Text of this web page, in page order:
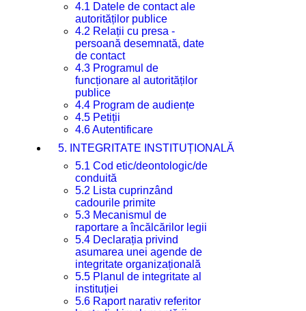
4.1 Datele de contact ale
autorităților publice
4.2 Relații cu presa -
persoană desemnată, date
de contact
4.3 Programul de
funcționare al autorităților
publice
4.4 Program de audiențe
4.5 Petiții
4.6 Autentificare
5. INTEGRITATE INSTITUȚIONALĂ
5.1 Cod etic/deontologic/de
conduită
5.2 Lista cuprinzând
cadourile primite
5.3 Mecanismul de
raportare a încălcărilor legii
5.4 Declarația privind
asumarea unei agende de
integritate organizațională
5.5 Planul de integritate al
instituției
5.6 Raport narativ referitor